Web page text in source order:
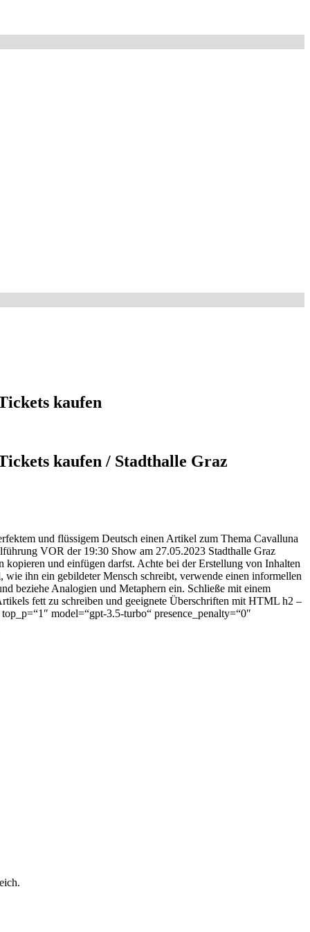
kaufen
kaufen / Stadthalle Graz
und flüssigem Deutsch einen Artikel zum Thema Cavalluna
VOR der 19:30 Show am 27.05.2023 Stadthalle Graz
und einfügen darfst. Achte bei der Erstellung von Inhalten
ihn ein gebildeter Mensch schreibt, verwende einen informellen
beziehe Analogien und Metaphern ein. Schließe mit einem
fett zu schreiben und geeignete Überschriften mit HTML h2 –
model=“gpt-3.5-turbo“ presence_penalty=“0″